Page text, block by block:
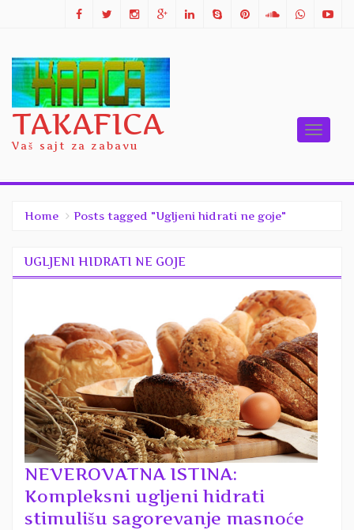
TAKAFICA
Vaš sajt za zabavu
Toggle
Home Posts tagged "Ugljeni hidrati ne goje"
UGLJENI HIDRATI NE GOJE
NEVEROVATNA ISTINA:
Kompleksni ugljeni hidrati
stimulišu sagorevanje masnoće